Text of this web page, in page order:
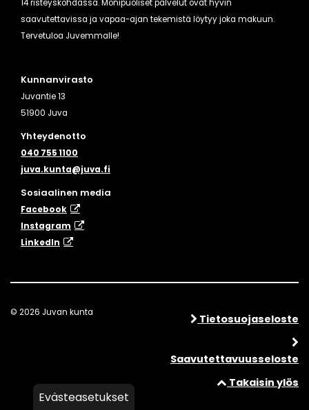
14 risteyskohdassa. Monipuoliset palvelut ovat hyvin
saavutettavissa ja vapaa-ajan tekemistä löytyy joka makuun.
Tervetuloa Juvemmalle!
Kunnanvirasto
Juvantie 13
51900 Juva
Yhteydenotto
040 755 1100
juva.kunta@juva.fi
Sosiaalinen media
Facebook
Instagram
​LinkedIn
© 2026 Juvan kunta Tietosuojaseloste
Saavutettavuusseloste
Takaisin ylös
Evästeasetukset